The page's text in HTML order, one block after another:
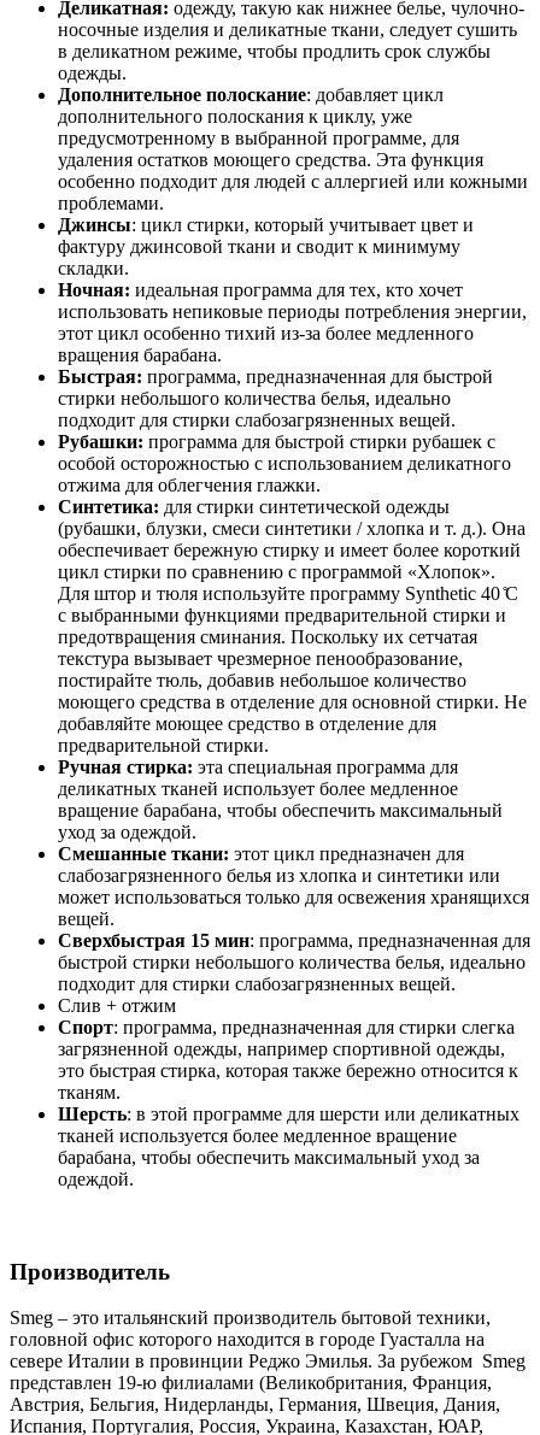
Деликатная: одежду, такую как нижнее белье, чулочно-
носочные изделия и деликатные ткани, следует сушить
в деликатном режиме, чтобы продлить срок службы
одежды.
Дополнительное полоскание: добавляет цикл
дополнительного полоскания к циклу, уже
предусмотренному в выбранной программе, для
удаления остатков моющего средства. Эта функция
особенно подходит для людей с аллергией или кожными
проблемами.
Джинсы: цикл стирки, который учитывает цвет и
фактуру джинсовой ткани и сводит к минимуму
складки.
Ночная: идеальная программа для тех, кто хочет
использовать непиковые периоды потребления энергии,
этот цикл особенно тихий из-за более медленного
вращения барабана.
Быстрая: программа, предназначенная для быстрой
стирки небольшого количества белья, идеально
подходит для стирки слабозагрязненных вещей.
Рубашки: программа для быстрой стирки рубашек с
особой осторожностью с использованием деликатного
отжима для облегчения глажки.
Синтетика: для стирки синтетической одежды
(рубашки, блузки, смеси синтетики / хлопка и т. д.). Она
обеспечивает бережную стирку и имеет более короткий
цикл стирки по сравнению с программой «Хлопок».
Для штор и тюля используйте программу Synthetic 40 ̊C
с выбранными функциями предварительной стирки и
предотвращения сминания. Поскольку их сетчатая
текстура вызывает чрезмерное пенообразование,
постирайте тюль, добавив небольшое количество
моющего средства в отделение для основной стирки. Не
добавляйте моющее средство в отделение для
предварительной стирки.
Ручная стирка: эта специальная программа для
деликатных тканей использует более медленное
вращение барабана, чтобы обеспечить максимальный
уход за одеждой.
Смешанные ткани: этот цикл предназначен для
слабозагрязненного белья из хлопка и синтетики или
может использоваться только для освежения хранящихся
вещей.
Сверхбыстрая 15 мин: программа, предназначенная для
быстрой стирки небольшого количества белья, идеально
подходит для стирки слабозагрязненных вещей.
Слив + отжим
Спорт: программа, предназначенная для стирки слегка
загрязненной одежды, например спортивной одежды,
это быстрая стирка, которая также бережно относится к
тканям.
Шерсть: в этой программе для шерсти или деликатных
тканей используется более медленное вращение
барабана, чтобы обеспечить максимальный уход за
одеждой.
Производитель
Smeg – это итальянский производитель бытовой техники,
головной офис которого находится в городе Гуасталла на
севере Италии в провинции Реджо Эмилья. За рубежом Smeg
представлен 19-ю филиалами (Великобритания, Франция,
Австрия, Бельгия, Нидерланды, Германия, Швеция, Дания,
Испания, Португалия, Россия, Украина, Казахстан, ЮАР,